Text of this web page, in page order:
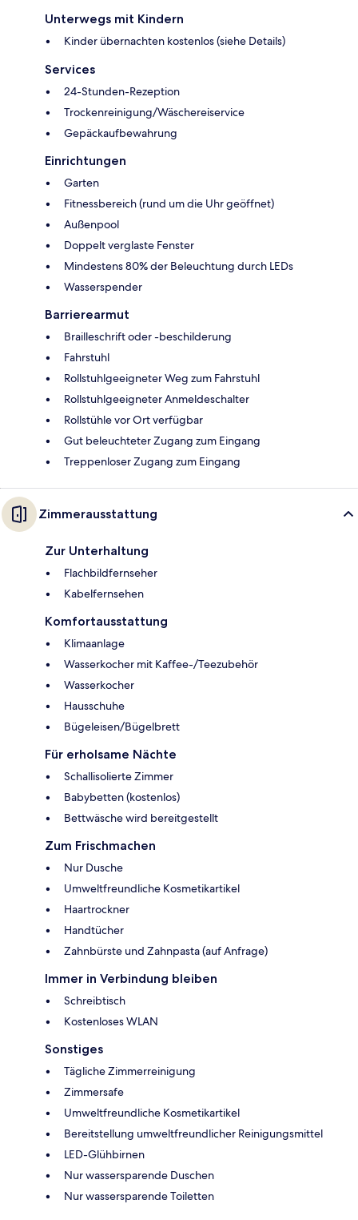
Unterwegs mit Kindern
Kinder übernachten kostenlos (siehe Details)
Services
24-Stunden-Rezeption
Trockenreinigung/Wäschereiservice
Gepäckaufbewahrung
Einrichtungen
Garten
Fitnessbereich (rund um die Uhr geöffnet)
Außenpool
Doppelt verglaste Fenster
Mindestens 80% der Beleuchtung durch LEDs
Wasserspender
Barrierearmut
Brailleschrift oder -beschilderung
Fahrstuhl
Rollstuhlgeeigneter Weg zum Fahrstuhl
Rollstuhlgeeigneter Anmeldeschalter
Rollstühle vor Ort verfügbar
Gut beleuchteter Zugang zum Eingang
Treppenloser Zugang zum Eingang
Zimmerausstattung
Zur Unterhaltung
Flachbildfernseher
Kabelfernsehen
Komfortausstattung
Klimaanlage
Wasserkocher mit Kaffee-/Teezubehör
Wasserkocher
Hausschuhe
Bügeleisen/Bügelbrett
Für erholsame Nächte
Schallisolierte Zimmer
Babybetten (kostenlos)
Bettwäsche wird bereitgestellt
Zum Frischmachen
Nur Dusche
Umweltfreundliche Kosmetikartikel
Haartrockner
Handtücher
Zahnbürste und Zahnpasta (auf Anfrage)
Immer in Verbindung bleiben
Schreibtisch
Kostenloses WLAN
Sonstiges
Tägliche Zimmerreinigung
Zimmersafe
Umweltfreundliche Kosmetikartikel
Bereitstellung umweltfreundlicher Reinigungsmittel
LED-Glühbirnen
Nur wassersparende Duschen
Nur wassersparende Toiletten